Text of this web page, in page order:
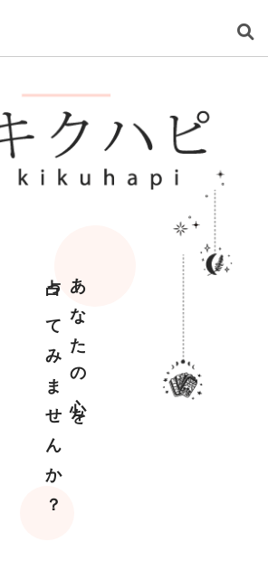
あなたの心を
占ってみませんか？